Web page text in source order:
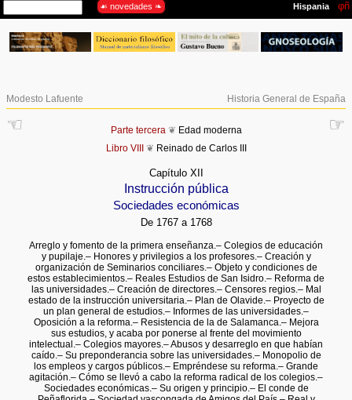
Modesto Lafuente Historia General de España
☜ ☞
Parte tercera ❦ Edad moderna
Libro VIII
❦ Reinado de Carlos III
Capítulo XII
Instrucción pública
Sociedades económicas
De 1767 a 1768
Arreglo y fomento de la primera enseñanza.– Colegios de educación
y pupilaje.– Honores y privilegios a los profesores.– Creación y
organización de Seminarios conciliares.– Objeto y condiciones de
estos establecimientos.– Reales Estudios de San Isidro.– Reforma de
las universidades.– Creación de directores.– Censores regios.– Mal
estado de la instrucción universitaria.– Plan de Olavide.– Proyecto de
un plan general de estudios.– Informes de las universidades.–
Oposición a la reforma.– Resistencia de la de Salamanca.– Mejora
sus estudios, y acaba por ponerse al frente del movimiento
intelectual.– Colegios mayores.– Abusos y desarreglo en que habían
caído.– Su preponderancia sobre las universidades.– Monopolio de
los empleos y cargos públicos.– Empréndese su reforma.– Grande
agitación.– Cómo se llevó a cabo la reforma radical de los colegios.–
Sociedades económicas.– Su origen y principio.– El conde de